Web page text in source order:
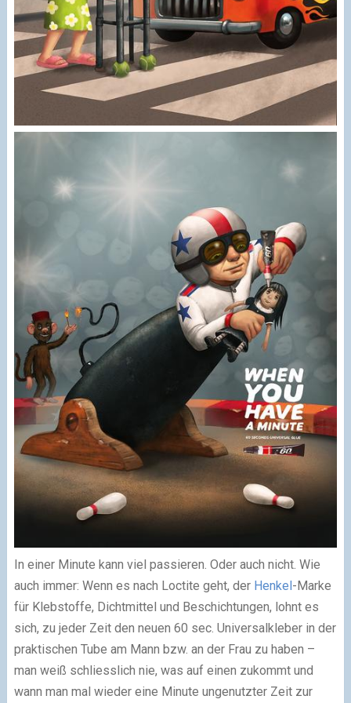
In einer Minute kann viel passieren. Oder auch nicht. Wie
auch immer: Wenn es nach Loctite geht, der Henkel -Marke
für Klebstoffe, Dichtmittel und Beschichtungen, lohnt es
sich, zu jeder Zeit den neuen 60 sec. Universalkleber in der
praktischen Tube am Mann bzw. an der Frau zu haben –
man weiß schliesslich nie, was auf einen zukommt und
wann man mal wieder eine Minute ungenutzter Zeit zur